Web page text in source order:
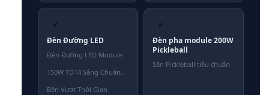
✓
Đèn Đường LED
Đèn Đường LED Module
150W TD14 Sáng Chuẩn,
Bền Vượt Thời Gian
✓
Đèn pha module 200W
Pickleball
Sân Pickleball tiêu chuẩn